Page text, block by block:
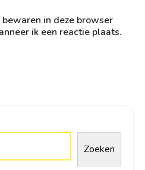
in deze browser
ik een reactie plaats.
Zoeken